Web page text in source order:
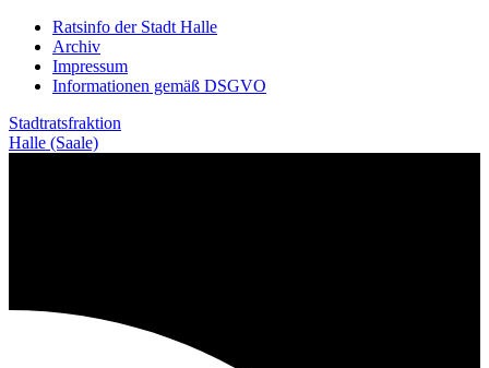
Weiter
zum
Inhalt
Ratsinfo der Stadt Halle
Archiv
Impressum
Informationen gemäß DSGVO
Stadtratsfraktion
Halle (Saale)